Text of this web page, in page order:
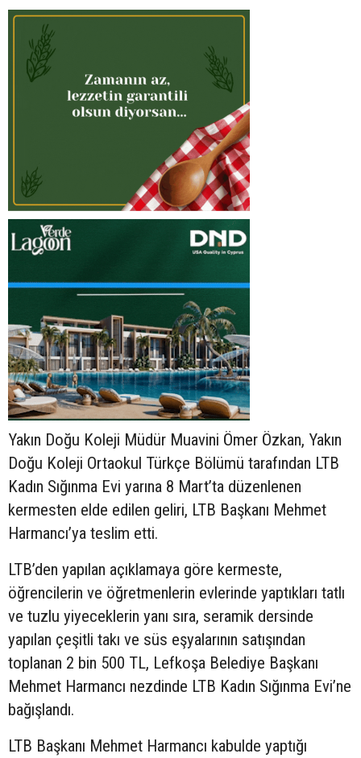
Yakın Doğu Koleji Müdür Muavini Ömer Özkan, Yakın
Doğu Koleji Ortaokul Türkçe Bölümü tarafından LTB
Kadın Sığınma Evi yarına 8 Mart’ta düzenlenen
kermesten elde edilen geliri, LTB Başkanı Mehmet
Harmancı’ya teslim etti.
LTB’den yapılan açıklamaya göre kermeste,
öğrencilerin ve öğretmenlerin evlerinde yaptıkları tatlı
ve tuzlu yiyeceklerin yanı sıra, seramik dersinde
yapılan çeşitli takı ve süs eşyalarının satışından
toplanan 2 bin 500 TL, Lefkoşa Belediye Başkanı
Mehmet Harmancı nezdinde LTB Kadın Sığınma Evi’ne
bağışlandı.
LTB Başkanı Mehmet Harmancı kabulde yaptığı